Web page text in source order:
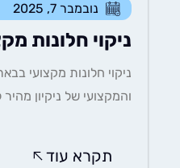
נובמבר 7, 2025
ניקוי חלונות
ניקוי חלונות מקצועי בבאר שבע
והמקצועי של ניקיון מהיר למה
תקרא עוד